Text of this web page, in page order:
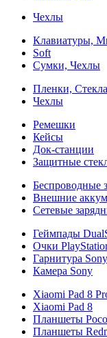
Чехлы
Клавиатуры,
Soft
Сумки, Чехлы
Пленки, Стекла
Чехлы
Ремешки
Кейсы
Док-станции
Защитные
Беспроводные
Внешние
Сетевые
Геймпады
Очки
Гарнитура Sony
Камера Sony
Xiaomi Pad 8
Xiaomi Pad 8
Планшеты Poco
Планшеты